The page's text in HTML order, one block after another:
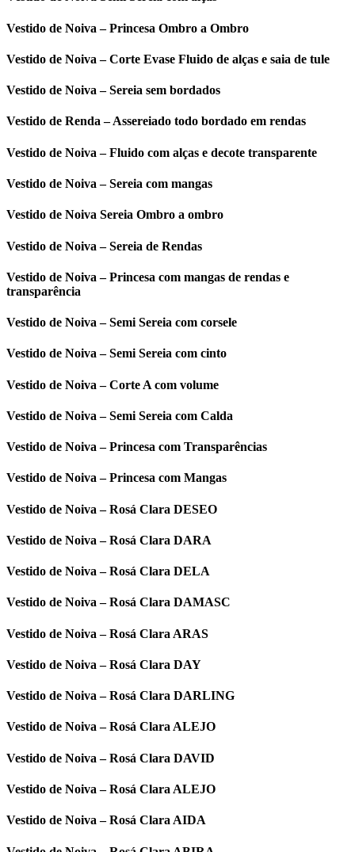
Vestido de Noiva – Princesa Ombro a Ombro
Vestido de Noiva – Corte Evase Fluido de alças e saia de tule
Vestido de Noiva – Sereia sem bordados
Vestido de Renda – Assereiado todo bordado em rendas
Vestido de Noiva – Fluido com alças e decote transparente
Vestido de Noiva – Sereia com mangas
Vestido de Noiva Sereia Ombro a ombro
Vestido de Noiva – Sereia de Rendas
Vestido de Noiva – Princesa com mangas de rendas e
transparência
Vestido de Noiva – Semi Sereia com corsele
Vestido de Noiva – Semi Sereia com cinto
Vestido de Noiva – Corte A com volume
Vestido de Noiva – Semi Sereia com Calda
Vestido de Noiva – Princesa com Transparências
Vestido de Noiva – Princesa com Mangas
Vestido de Noiva – Rosá Clara DESEO
Vestido de Noiva – Rosá Clara DARA
Vestido de Noiva – Rosá Clara DELA
Vestido de Noiva – Rosá Clara DAMASC
Vestido de Noiva – Rosá Clara ARAS
Vestido de Noiva – Rosá Clara DAY
Vestido de Noiva – Rosá Clara DARLING
Vestido de Noiva – Rosá Clara ALEJO
Vestido de Noiva – Rosá Clara DAVID
Vestido de Noiva – Rosá Clara ALEJO
Vestido de Noiva – Rosá Clara AIDA